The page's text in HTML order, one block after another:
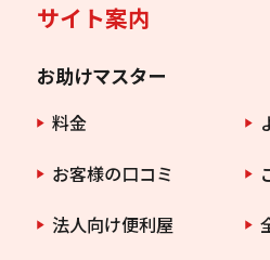
サイト案内
お助けマスター
料金
お客様の口コミ
法人向け便利屋